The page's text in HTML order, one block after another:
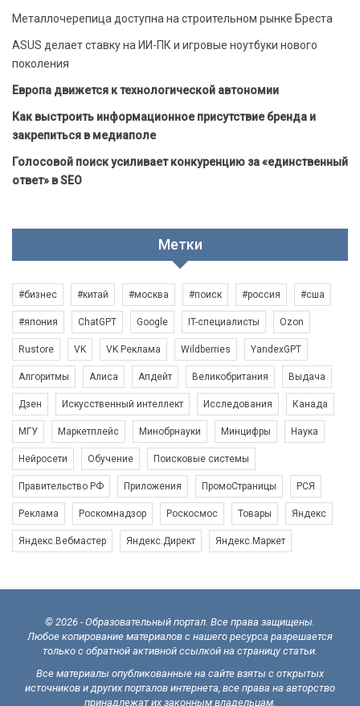
Металлочерепица доступна на строительном рынке Бреста
ASUS делает ставку на ИИ-ПК и игровые ноутбуки нового
поколения
Европа движется к технологической автономии
Как выстроить информационное присутствие бренда и
закрепиться в медиаполе
Голосовой поиск усиливает конкуренцию за «единственный
ответ» в SEO
Метки
#бизнес #китай #москва #поиск #россия #сша
#япония ChatGPT Google IT-специалисты Ozon
Rustore VK VK Реклама Wildberries YandexGPT
Алгоритмы Алиса Апдейт Великобритания Выдача
Дзен Искусственный интеллект Исследования Канада
МГУ Маркетплейс Минобрнауки Минцифры Наука
Нейросети Обучение Поисковые системы
Правительство РФ Приложения ПромоСтраницы РСЯ
Реклама Роскомнадзор Роскосмос Товары Яндекс
Яндекс.Вебмастер Яндекс.Директ Яндекс.Маркет
© 2026 - Образовательный портал. Все права защищены.
Любое копирование материалов с нашего ресурса разрешается
только с обратной активной ссылкой на страницу статьи.
Все материалы опубликованные на сайте взяты с открытых
источников и других порталов интернета, все права на авторство
принадлежат их законным владельцам.